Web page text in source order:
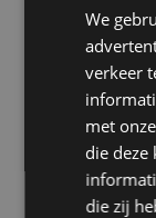
2
2
We
verkeer
met
die
die zij